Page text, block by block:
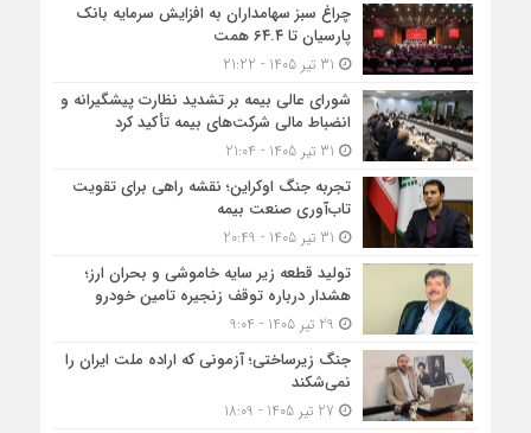
چراغ سبز سهامداران به افزایش سرمایه بانک
پارسیان تا ۶۴.۴ همت
شورای عالی بیمه بر تشدید نظارت پیشگیرانه و
انضباط مالی شرکت‌های بیمه تأکید کرد
تجربه جنگ اوکراین؛ نقشه راهی برای تقویت
تاب‌آوری صنعت بیمه
تولید قطعه زیر سایه خاموشی و بحران ارز؛
هشدار درباره توقف زنجیره تامین خودرو
جنگ زیرساختی؛ آزمونی که اراده ملت ایران را
نمی‌شکند